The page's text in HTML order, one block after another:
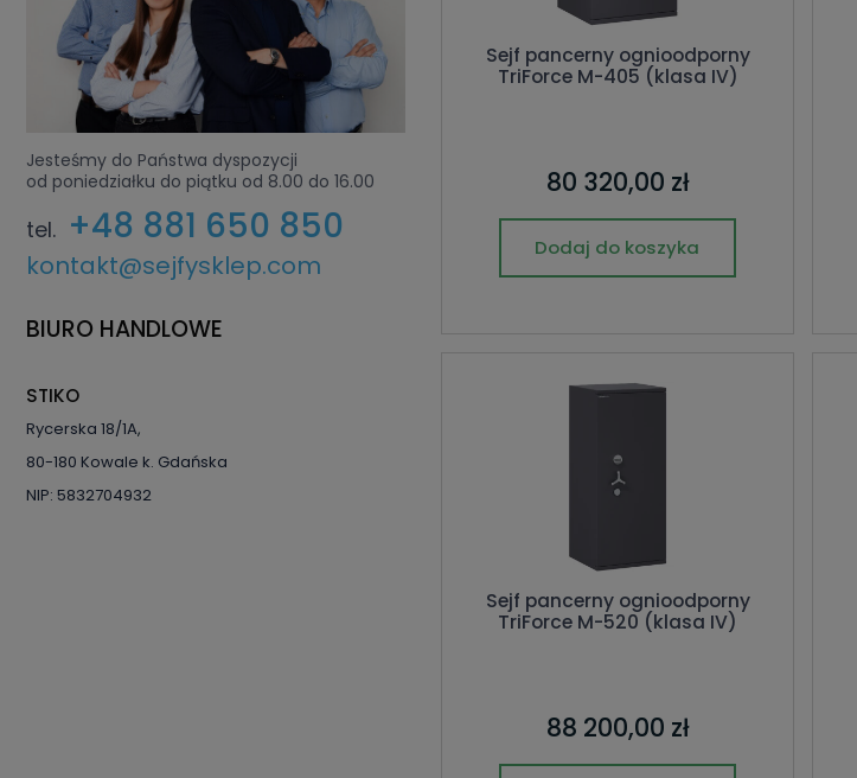
Jesteśmy do Państwa dyspozycji
od poniedziałku do piątku od 8.00 do 16.00
tel. +48 881 650 850
kontakt@sejfysklep.com
BIURO HANDLOWE
STIKO
Rycerska 18/1A,
80-180 Kowale k. Gdańska
NIP: 5832704932
Sejf pancerny ognioodporny
TriForce M-405 (klasa IV)
80 320,00 zł
Dodaj do koszyka
Sejf pancerny ognioodporny
TriForce M-520 (klasa IV)
88 200,00 zł